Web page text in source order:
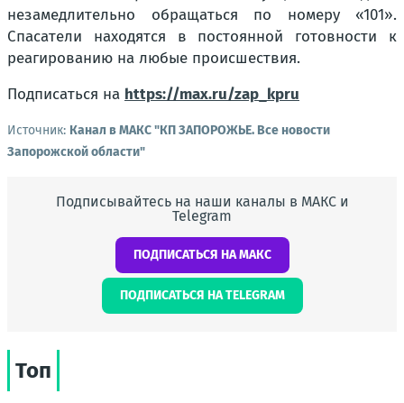
незамедлительно обращаться по номеру «101».
Спасатели находятся в постоянной готовности к
реагированию на любые происшествия.
Подписаться на https://max.ru/zap_kpru
Источник: Канал в МАКС "КП ЗАПОРОЖЬЕ. Все новости
Запорожской области"
Подписывайтесь на наши каналы в МАКС и
Telegram
ПОДПИСАТЬСЯ НА МАКС
ПОДПИСАТЬСЯ НА TELEGRAM
Топ